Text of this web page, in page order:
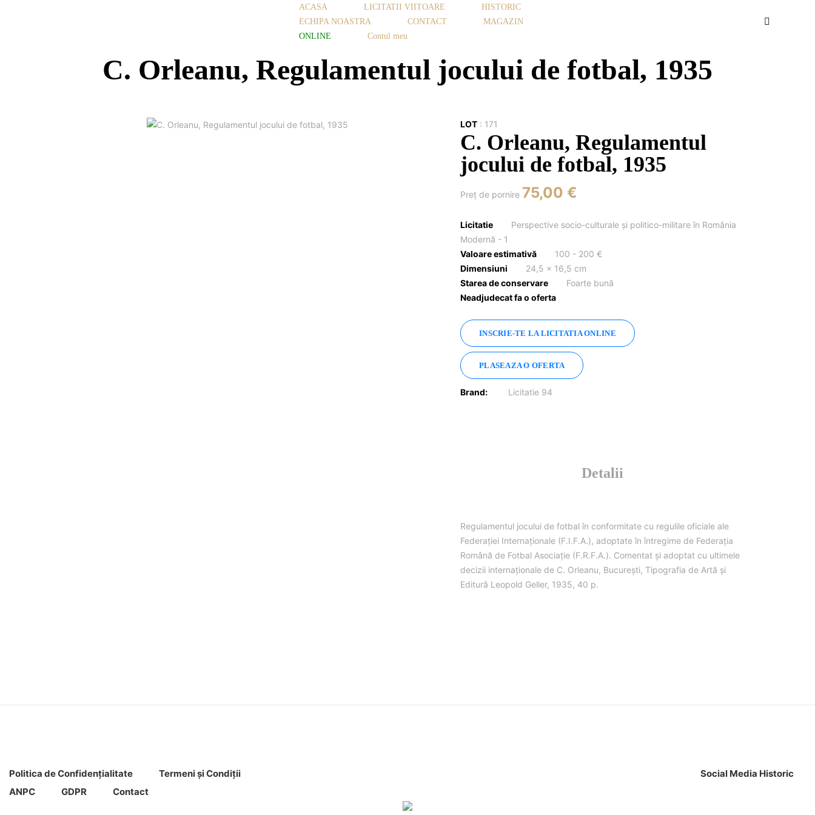
ACASA LICITATII VIITOARE
HISTORIC
ECHIPA NOASTRA
CONTACT
MAGAZIN
ONLINE
Contul meu
C. Orleanu, Regulamentul jocului de fotbal, 1935
LOT : 171
C. Orleanu, Regulamentul
jocului de fotbal, 1935
Preţ de pornire 75,00 €
Licitatie
Perspective socio-culturale și politico-militare în România
Modernă - 1
Valoare estimativă
100 - 200 €
Dimensiuni
24,5 x 16,5 cm
Starea de conservare
Foarte bună
Neadjudecat fa o oferta
INSCRIE-TE LA LICITATIA ONLINE
PLASEAZA O OFERTA
Brand: Licitatie 94
Detalii
Regulamentul jocului de fotbal în conformitate cu regulile oficiale ale
Federației Internaționale (F.I.F.A.), adoptate în întregime de Federația
Română de Fotbal Asociație (F.R.F.A.). Comentat și adoptat cu ultimele
decizii internaționale de C. Orleanu, București, Tipografia de Artă și
Editură Leopold Geller, 1935, 40 p.
Politica de Confidenţialitate
Termeni şi Condiţii
ANPC
GDPR Contact
Social Media Historic